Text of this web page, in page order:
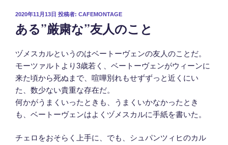
投
稿
日:
2020年11月13日 投稿者: CAFEMONTAGE
ある”厳粛な”友人のこと
ヅメスカルというのはベートーヴェンの友人のことだ。
モーツァルトより3歳若く、ベートーヴェンがウィーンに
来た頃から死ぬまで、喧嘩別れもせずずっと近くにい
た、数少ない貴重な存在だ。
何かがうまくいったときも、うまくいかなかったとき
も、ベートーヴェンはよくヅメスカルに手紙を書いた。
チェロをおそらく上手に、でも、シュパンツィヒのカル